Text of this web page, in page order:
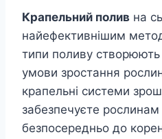
Крапельний полив на
найефективнішим
типи поливу створюють
умови зростання
крапельні системи
забезпечуєте
безпосередньо до